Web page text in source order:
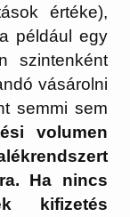
értéke),
például egy
szintenként
vásárolni
semmi sem
volumen
Ha nincs
kifizetés